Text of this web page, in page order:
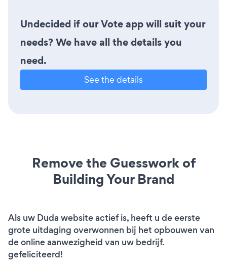
Undecided if our Vote app will suit your
needs? We have all the details you
need.
See the details
Remove the Guesswork of
Building Your Brand
Als uw Duda website actief is, heeft u de eerste
grote uitdaging overwonnen bij het opbouwen van
de online aanwezigheid van uw bedrijf.
gefeliciteerd!